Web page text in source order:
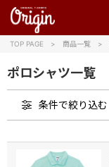
TOP PAGE 商品一覧
ポロシャツ一覧
条件で絞り込む